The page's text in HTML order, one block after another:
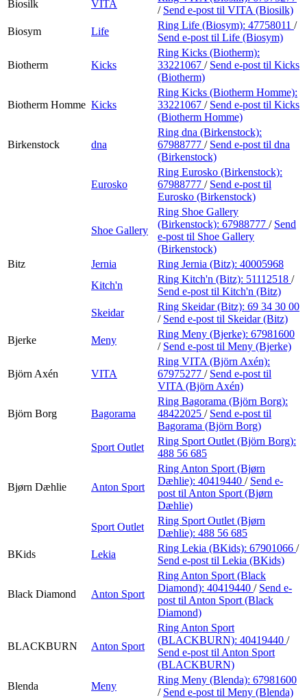
Biosilk
VITA
/ Send e-post til VITA (Biosilk)
Biosym
Life
Ring Life (Biosym): 47758011 /
Send e-post til Life (Biosym)
Biotherm Kicks
Ring Kicks (Biotherm):
33221067 / Send e-post til Kicks
(Biotherm)
Biotherm Homme Kicks
Ring Kicks (Biotherm Homme):
33221067 / Send e-post til Kicks
(Biotherm Homme)
Birkenstock dna
Ring dna (Birkenstock):
67988777 / Send e-post til dna
(Birkenstock)
Eurosko
Ring Eurosko (Birkenstock):
67988777 / Send e-post til
Eurosko (Birkenstock)
Shoe Gallery
Ring Shoe Gallery
(Birkenstock): 67988777 / Send
e-post til Shoe Gallery
(Birkenstock)
Bitz
Jernia Ring Jernia (Bitz): 40005968
Kitch'n
Ring Kitch'n (Bitz): 51112518 /
Send e-post til Kitch'n (Bitz)
Skeidar
Ring Skeidar (Bitz): 69 34 30 00
/ Send e-post til Skeidar (Bitz)
Bjerke
Meny
Ring Meny (Bjerke): 67981600
/ Send e-post til Meny (Bjerke)
Björn Axén VITA
Ring VITA (Björn Axén):
67975277 / Send e-post til
VITA (Björn Axén)
Björn Borg Bagorama
Ring Bagorama (Björn Borg):
48422025 / Send e-post til
Bagorama (Björn Borg)
Sport Outlet
Ring Sport Outlet (Björn Borg):
488 56 685
Bjørn Dæhlie Anton Sport
Ring Anton Sport (Bjørn
Dæhlie): 40419440 / Send e-
post til Anton Sport (Bjørn
Dæhlie)
Sport Outlet
Ring Sport Outlet (Bjørn
Dæhlie): 488 56 685
BKids
Lekia
Ring Lekia (BKids): 67901066 /
Send e-post til Lekia (BKids)
Black Diamond Anton Sport
Ring Anton Sport (Black
Diamond): 40419440 / Send e-
post til Anton Sport (Black
Diamond)
BLACKBURN Anton Sport
Ring Anton Sport
(BLACKBURN): 40419440 /
Send e-post til Anton Sport
(BLACKBURN)
Blenda
Meny
Ring Meny (Blenda): 67981600
/ Send e-post til Meny (Blenda)